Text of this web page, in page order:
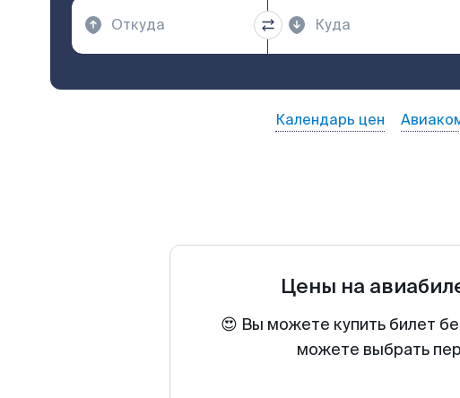
Календарь цен
Цены на
😍 Вы можете купить билет
можете выбрать